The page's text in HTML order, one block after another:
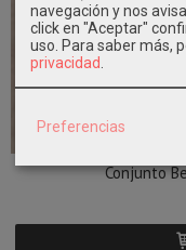
Conjunto
navegación y nos
click en "Aceptar"
uso. Para saber más,
privacidad
Preferencias